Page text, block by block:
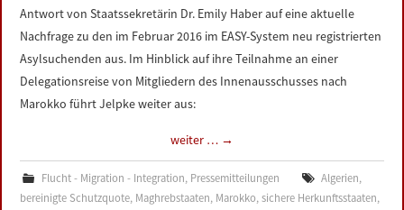
Antwort von Staatssekretärin Dr. Emily Haber auf eine aktuelle
Nachfrage zu den im Februar 2016 im EASY-System neu registrierten
Asylsuchenden aus. Im Hinblick auf ihre Teilnahme an einer
Delegationsreise von Mitgliedern des Innenausschusses nach
Marokko führt Jelpke weiter aus:
weiter … →
Flucht - Migration - Integration, Pressemitteilungen Algerien,
bereinigte Schutzquote, Maghrebstaaten, Marokko,sichere Herkunftsstaaten,